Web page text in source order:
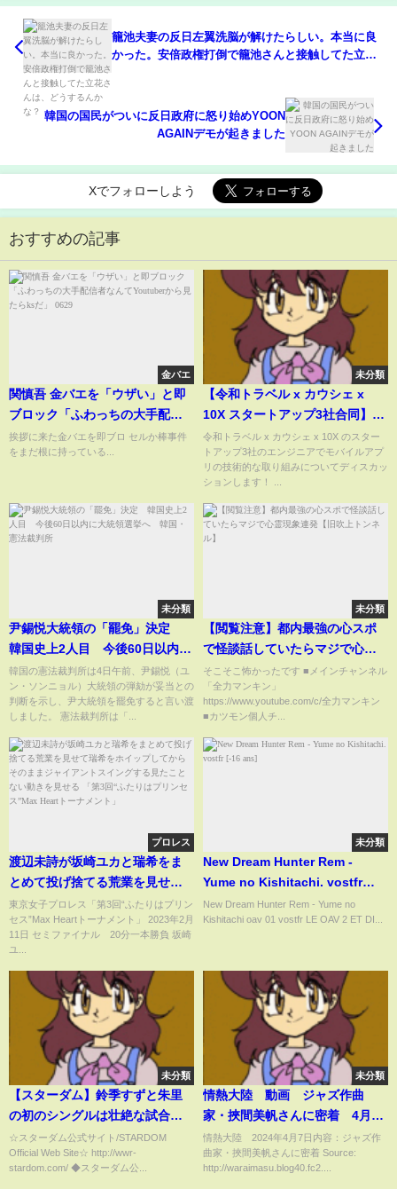
籠池夫妻の反日左翼洗脳が解けたらしい。本当に良
かった。安倍政権打倒で籠池さんと接触してた立花
韓国の国民がついに反日政府に怒り始めYOON
AGAINデモが起きました
Xでフォローしよう
おすすめの記事
金バエ
関慎吾 金バエを「ウザい」と即
ブロック「ふわっちの大手配信
者なんてYoutuberから見たらks
だ」 0629
挨拶に来た金バエを即ブロ セルか棒事件
をまだ根に持っている...
未分類
【令和トラベル x カウシェ x
10X スタートアップ3社合同】モ
バイルアプリエンジニアのリア
ル〜Native or Flutter？3社それ
ぞれの視点でモバイル技術につ
令和トラベル x カウシェ x 10X のスター
トアップ3社のエンジニアでモバイルアプ
リの技術的な取り組みについてディスカッ
ションします！ ...
未分類
尹錫悦大統領の「罷免」決定
韓国史上2人目 今後60日以内に
大統領選挙へ 韓国・憲法裁判
所
韓国の憲法裁判所は4日午前、尹錫悦（ユ
ン・ソンニョル）大統領の弾劾が妥当との
判断を示し、尹大統領を罷免すると言い渡
しました。 憲法裁判所は「...
未分類
【閲覧注意】都内最強の心スポ
で怪談話していたらマジで心霊
現象連発【旧吹上トンネル】
そこそこ怖かったです ■メインチャンネル
「全力マンキン」
https://www.youtube.com/c/全力マンキン
■カツモン個人チ...
プロレス
渡辺未詩が坂崎ユカと瑞希をま
とめて投げ捨てる荒業を見せて
瑞希をホイップしてからそのま
まジャイアントスイングする見
たことない動きを見せる 「第3
Heartトーナメント」
東京女子プロレス「第3回“ふたりはプリン
セス”Max Heartトーナメント」 2023年2月
11日 セミファイナル 20分一本勝負 坂崎
ユ...
未分類
New Dream Hunter Rem -
Yume no Kishitachi. vostfr
[-16 ans]
New Dream Hunter Rem - Yume no
Kishitachi oav 01 vostfr LE OAV 2 ET DI...
未分類
【スターダム】鈴季すずと朱里
の初のシングルは壮絶な試合
に！『5★STAR GPを優勝して欲
しいシングルのベルトがあ
る。』-5★STAR GP開幕戦 7.23
☆スターダム公式サイト/STARDOM
Official Web Site☆ http://wwr-
stardom.com/ ◆スターダム公...
未分類
情熱大陸 動画 ジャズ作曲
家・挾間美帆さんに密着 4月7
日
情熱大陸 2024年4月7日内容：ジャズ作
曲家・挾間美帆さんに密着 Source:
http://waraimasu.blog40.fc2....